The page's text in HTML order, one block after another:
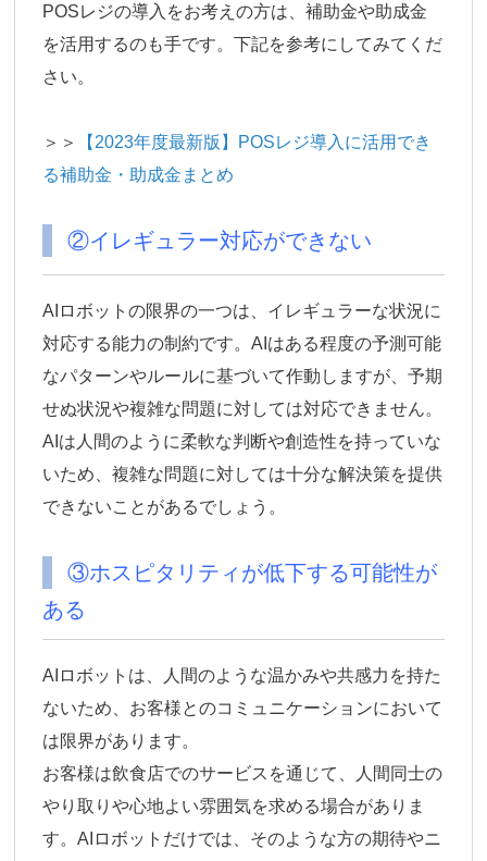
POSレジの導入をお考えの方は、補助金や助成金
を活用するのも手です。下記を参考にしてみてくだ
さい。
＞＞
【2023年度最新版】POSレジ導入に活用でき
る補助金・助成金まとめ
②イレギュラー対応ができない
AIロボットの限界の一つは、イレギュラーな状況に
対応する能力の制約です。AIはある程度の予測可能
なパターンやルールに基づいて作動しますが、予期
せぬ状況や複雑な問題に対しては対応できません。
AIは人間のように柔軟な判断や創造性を持っていな
いため、複雑な問題に対しては十分な解決策を提供
できないことがあるでしょう。
③ホスピタリティが低下する可能性が
ある
AIロボットは、
人間のような温かみや共感力を持た
ないため、お客様とのコミュニケーションにおいて
は限界があります。
お客様は飲食店でのサービスを通じて、人間同士の
やり取りや心地よい雰囲気を求める場合がありま
す。AIロボットだけでは、そのような方の期待やニ